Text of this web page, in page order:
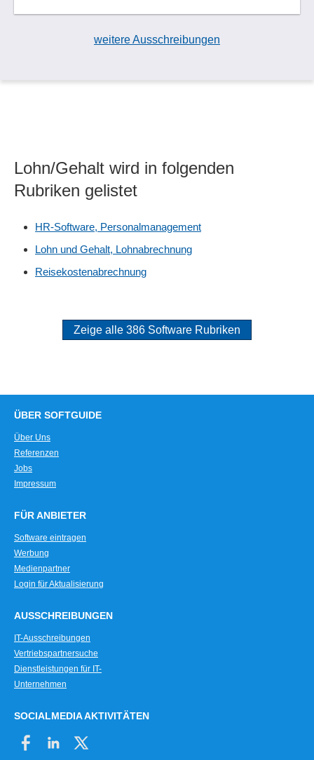
weitere Ausschreibungen
Lohn/Gehalt wird in folgenden
Rubriken gelistet
HR-Software, Personalmanagement
Lohn und Gehalt, Lohnabrechnung
Reisekostenabrechnung
Zeige alle 386 Software Rubriken
ÜBER SOFTGUIDE
Über Uns
Referenzen
Jobs
Impressum
FÜR ANBIETER
Software eintragen
Werbung
Medienpartner
Login für Aktualisierung
AUSSCHREIBUNGEN
IT-Ausschreibungen
Vertriebspartnersuche
Dienstleistungen für IT-
Unternehmen
SOCIALMEDIA AKTIVITÄTEN